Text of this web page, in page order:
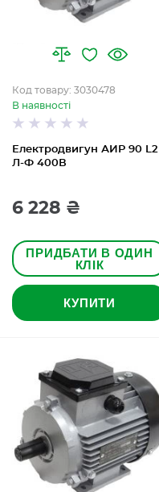
Електродвигун АИР 90 L2
Л-Ф 400В
Код товару: 3030478
В наявності
6 228 ₴
ПРИДБАТИ В ОДИН
КЛІК
КУПИТИ